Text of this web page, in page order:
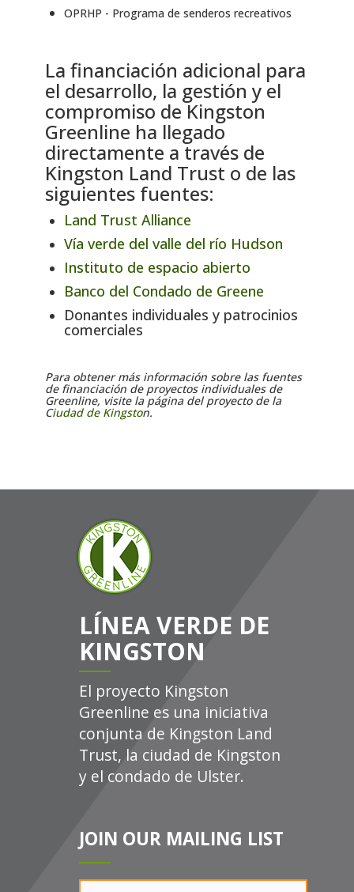
OPRHP - Programa de senderos recreativos
La financiación adicional para
el desarrollo, la gestión y el
compromiso de Kingston
Greenline ha llegado
directamente a través de
Kingston Land Trust o de las
siguientes fuentes:
Land Trust Alliance
Vía verde del valle del río Hudson
Instituto de espacio abierto
Banco del Condado de Greene
Donantes individuales y patrocinios
comerciales
Para obtener más información sobre las fuentes
de financiación de proyectos individuales de
Greenline, visite la página del proyecto de la
Ciudad de Kingston.
LÍNEA VERDE DE
KINGSTON
El proyecto Kingston
Greenline es una iniciativa
conjunta de Kingston Land
Trust, la ciudad de Kingston
y el condado de Ulster.
JOIN OUR MAILING LIST